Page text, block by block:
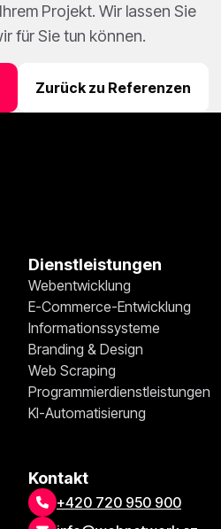
Projekt. Wir lassen Sie
für Sie tun können.
Zurück zu Referenzen
Dienstleistungen
Webentwicklung
E-Commerce-Entwicklung
Informationssysteme
Branding & Design
Web Scraping
Programmierdienstleistungen
KI-Automatisierung
Kontakt
+420 720 950 900